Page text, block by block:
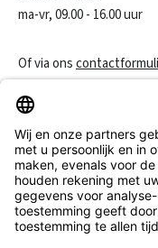
ma-vr, 09.00 - 16.00 uur
Of via ons
Klantenservice
Informatie